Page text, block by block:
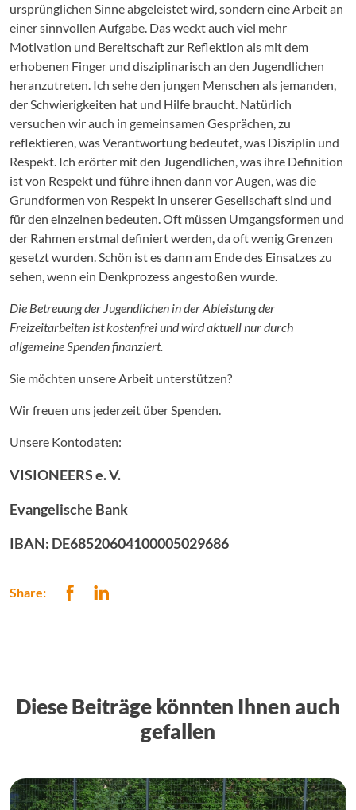
ursprünglichen Sinne abgeleistet wird, sondern eine Arbeit an
einer sinnvollen Aufgabe. Das weckt auch viel mehr
Motivation und Bereitschaft zur Reflektion als mit dem
erhobenen Finger und disziplinarisch an den Jugendlichen
heranzutreten. Ich sehe den jungen Menschen als jemanden,
der Schwierigkeiten hat und Hilfe braucht. Natürlich
versuchen wir auch in gemeinsamen Gesprächen, zu
reflektieren, was Verantwortung bedeutet, was Disziplin und
Respekt. Ich erörter mit den Jugendlichen, was ihre Definition
ist von Respekt und führe ihnen dann vor Augen, was die
Grundformen von Respekt in unserer Gesellschaft sind und
für den einzelnen bedeuten. Oft müssen Umgangsformen und
der Rahmen erstmal definiert werden, da oft wenig Grenzen
gesetzt wurden. Schön ist es dann am Ende des Einsatzes zu
sehen, wenn ein Denkprozess angestoßen wurde.
Die Betreuung der Jugendlichen in der Ableistung der
Freizeitarbeiten ist kostenfrei und wird aktuell nur durch
allgemeine Spenden finanziert.
Sie möchten unsere Arbeit unterstützen?
Wir freuen uns jederzeit über Spenden.
Unsere Kontodaten:
VISIONEERS e. V.
Evangelische Bank
IBAN: DE68520604100005029686
Share:
Diese Beiträge könnten Ihnen auch
gefallen